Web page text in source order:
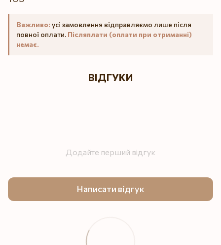
Важливо: усі замовлення відправляємо лише після
повної оплати. Післяплати (оплати при отриманні)
немає.
ВІДГУКИ
Додайте перший відгук
Написати відгук